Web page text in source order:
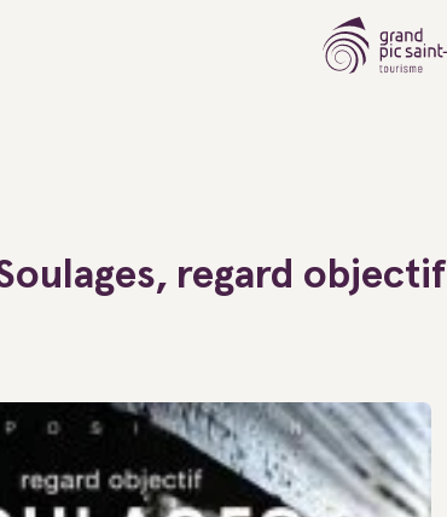
regard objectif